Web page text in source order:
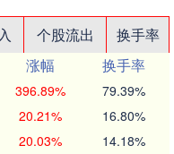
个股流出
换手率
涨幅
换手率
396.89% 79.39%
20.21% 16.80%
20.03% 14.18%